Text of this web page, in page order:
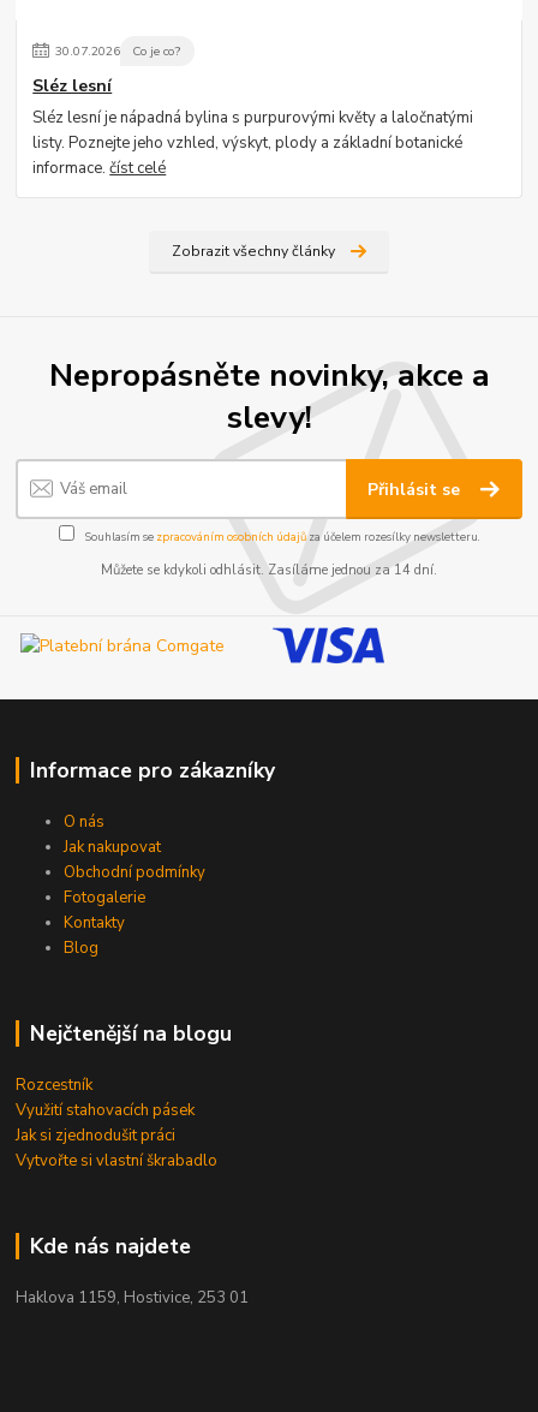
30.07.2026 Co je co?
Sléz lesní
Sléz lesní je nápadná bylina s purpurovými květy a laločnatými
listy. Poznejte jeho vzhled, výskyt, plody a základní botanické
informace.číst celé
Zobrazit všechny články
Nepropásněte novinky, akce a
slevy!
Přihlásit se
Souhlasím se zpracováním osobních údajůza účelem rozesílky newsletteru.
Můžete se kdykoli odhlásit. Zasíláme jednou za 14 dní.
Informace pro zákazníky
O nás
Jak nakupovat
Obchodní podmínky
Fotogalerie
Kontakty
Blog
Nejčtenější na blogu
Rozcestník
Využití stahovacích pásek
Jak si zjednodušit práci
Vytvořte si vlastní škrabadlo
Kde nás najdete
Haklova 1159, Hostivice, 253 01